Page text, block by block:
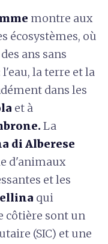
montre aux
écosystèmes, où
ans sans
la terre et la
dans les
et à
La
di Alberese
d'animaux
et les
qui
côtière sont un
(SIC) et une